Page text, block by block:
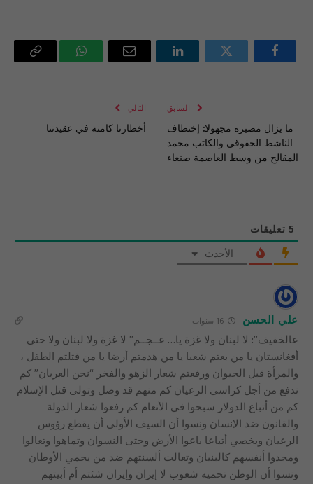
فيسبوك تويتر لينكدإن
البريد
واتساب Copy
السابق
ما يزال مصيره مجهولا: إختطاف
الناشط الحقوقي والكاتب محمد
المقالح من وسط العاصمة صنعاء
التالي
أخطارنا كامنة في عقيدتنا
5 تعليقات
الأحدث
علي الحسن 16 سنوات
عالخفيف”: لا لبنان ولا غزة يا… عــجــم” لا غزة ولا لبنان ولا حتى
أفغانستان يا من بعتم شعبا يا من هدمتم أرضا يا من قتلتم الطفل ،
والمرأة قبل الحيوان ورفعتم شعار الزهو والفخر “نحن العربان” كم
ندفع من أجل كراسي الرعيان كم منهم قد وصل وتولى قتل الإسلام
كم من أتباع الدولار سبحوا في الأنعام كم رفعوا شعار الدولة
والقانون ضد الإنسان ونسوا أن السيف الأولى أن يقطع رؤوس
الرعيان ويخصي أتباعا باعوا الأرض وحتى النسوان وتماهوا وتعالوا
ومجدوا أنفسهم كالبنيان وتعالت ألسنتهم ضد من يحمي الأوطان
ونسوا أن الوطن تحميه شعوب لا إيران وإيران شئتم أم أبيتهم